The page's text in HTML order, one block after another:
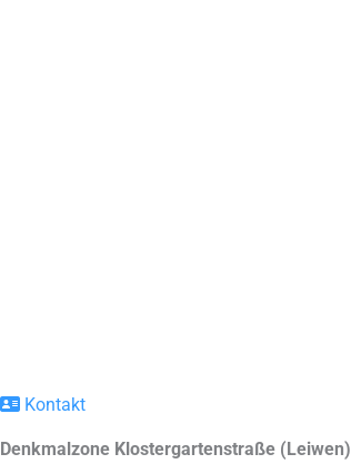
Kontakt
Denkmalzone Klostergartenstraße (Leiwen)